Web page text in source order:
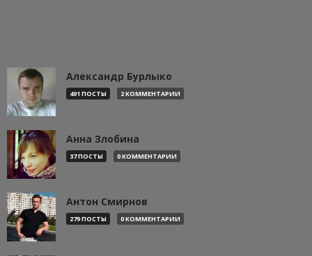
Александр Бурлыко
491 ПОСТЫ 2 КОММЕНТАРИИ
Анна Злобина
37 ПОСТЫ 0 КОММЕНТАРИИ
Антон Смирнов
279 ПОСТЫ 0 КОММЕНТАРИИ